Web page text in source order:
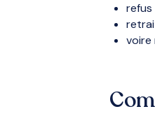
refus
voire